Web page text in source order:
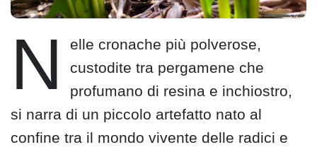
N
elle cronache più polverose,
custodite tra pergamene che
profumano di resina e inchiostro,
si narra di un piccolo artefatto nato al
confine tra il mondo vivente delle radici e